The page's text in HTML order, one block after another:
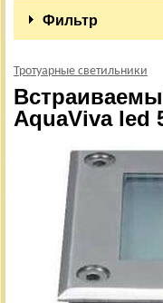
Фильтр
Тротуарные светильники
AquaViva led